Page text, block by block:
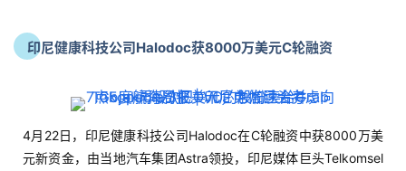
印尼健康科技公司Halodoc获8000万美元C轮融资
4月22日，印尼健康科技公司Halodoc在C轮融资中获8000万美
元新资金，由当地汽车集团Astra领投，印尼媒体巨头Telkomsel